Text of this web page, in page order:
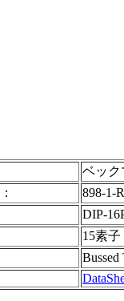
ベック
898-1-
DIP-
15素
Bussed